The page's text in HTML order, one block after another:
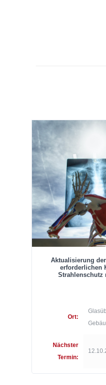
Aktualisierung
erforderlichen
Strahlenschutz
Ort:
Nächster
Termin: